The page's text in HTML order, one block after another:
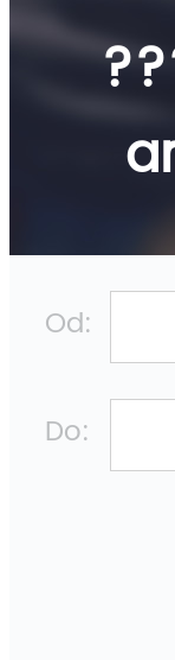
Od:
Do: